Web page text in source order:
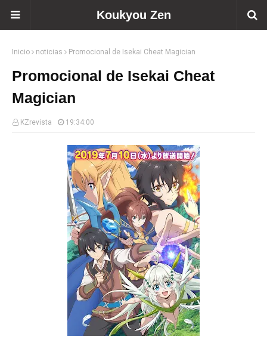
Koukyou Zen
Inicio noticias Promocional de Isekai Cheat Magician
Promocional de Isekai Cheat
Magician
KZrevista 19:34:00